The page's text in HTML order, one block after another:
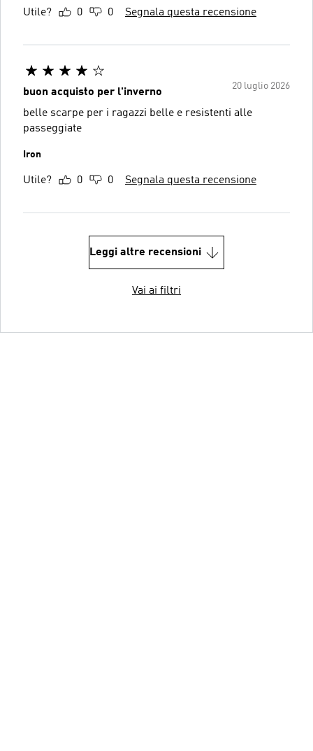
Utile? 0 0 Segnala questa recensione
20 luglio 2026
buon acquisto per l'inverno
belle scarpe per i ragazzi belle e resistenti alle
passeggiate
Iron
Utile? 0 0 Segnala questa recensione
Leggi altre recensioni
Vai ai filtri